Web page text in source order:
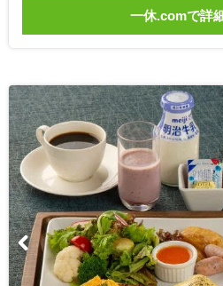
一休.comで詳